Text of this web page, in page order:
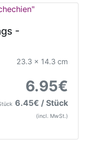
-
23.3 x 14.3 cm
6.95€
6.45€ / Stück
(incl. MwSt.)